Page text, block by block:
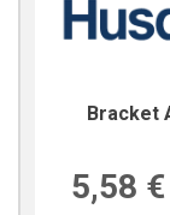
Bracket
5,58 €